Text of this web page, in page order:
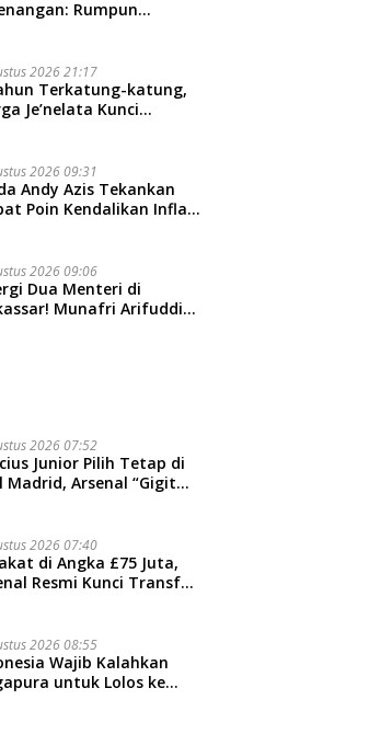
Rumpun
Tekankan Jalur
Ingatkan Soal
dan Adab
2026 21:17
Terkatung-katung,
Je’nelata Kunci
2026 09:31
Andy Azis Tekankan
Poin Kendalikan Inflasi
2026 09:06
Dua Menteri di
Munafri Arifuddin
2026 07:52
Junior Pilih Tetap di
Madrid, Arsenal “Gigit
2026 07:40
di Angka £75 Juta,
Resmi Kunci Transfer
2026 08:55
Wajib Kalahkan
untuk Lolos ke